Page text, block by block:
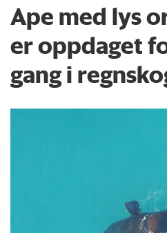
Ape med lys
er oppdaget
gang i